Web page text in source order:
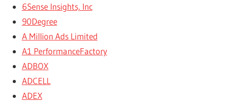
6Sense Insights, Inc
90Degree
A Million Ads Limited
A1 PerformanceFactory
ADBOX
ADCELL
ADEX